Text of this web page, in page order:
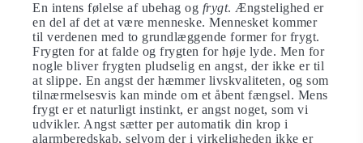
En intens følelse af ubehag og frygt. Ængstelighed er
en del af det at være menneske. Mennesket kommer
til verdenen med to grundlæggende former for frygt.
Frygten for at falde og frygten for høje lyde. Men for
nogle bliver frygten pludselig en angst, der ikke er til
at slippe. En angst der hæmmer livskvaliteten, og som
tilnærmelsesvis kan minde om et åbent fængsel. Mens
frygt er et naturligt instinkt, er angst noget, som vi
udvikler. Angst sætter per automatik din krop i
alarmberedskab, selvom der i virkeligheden ikke er